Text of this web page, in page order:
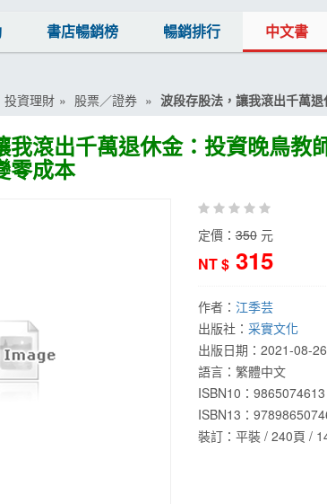
書店暢銷榜 暢銷排行 中文書
投資理財 股票／證券 波段存股法，讓我滾出千萬
我滾出千萬退休金：投資晚鳥
零成本
定價：350元
NT $315
作者： 江季芸
出版社： 采實文化
出版日期： 2021-08-26
語言： 繁體中文
ISBN10：9865074613
ISBN13：
裝訂：平裝 / 240頁 /